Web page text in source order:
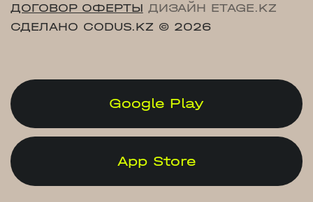
ДОГОВОР ОФЕРТЫ ДИЗАЙН ETAGE.KZ
СДЕЛАНО CODUS.KZ © 2026
Google Play
App Store